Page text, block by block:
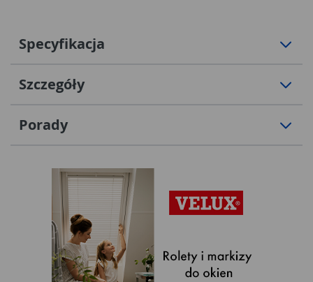
Specyfikacja
Szczegóły
Porady